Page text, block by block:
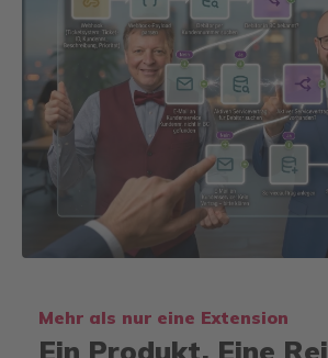
Mehr als nur eine Extension
Ein Produkt. Eine